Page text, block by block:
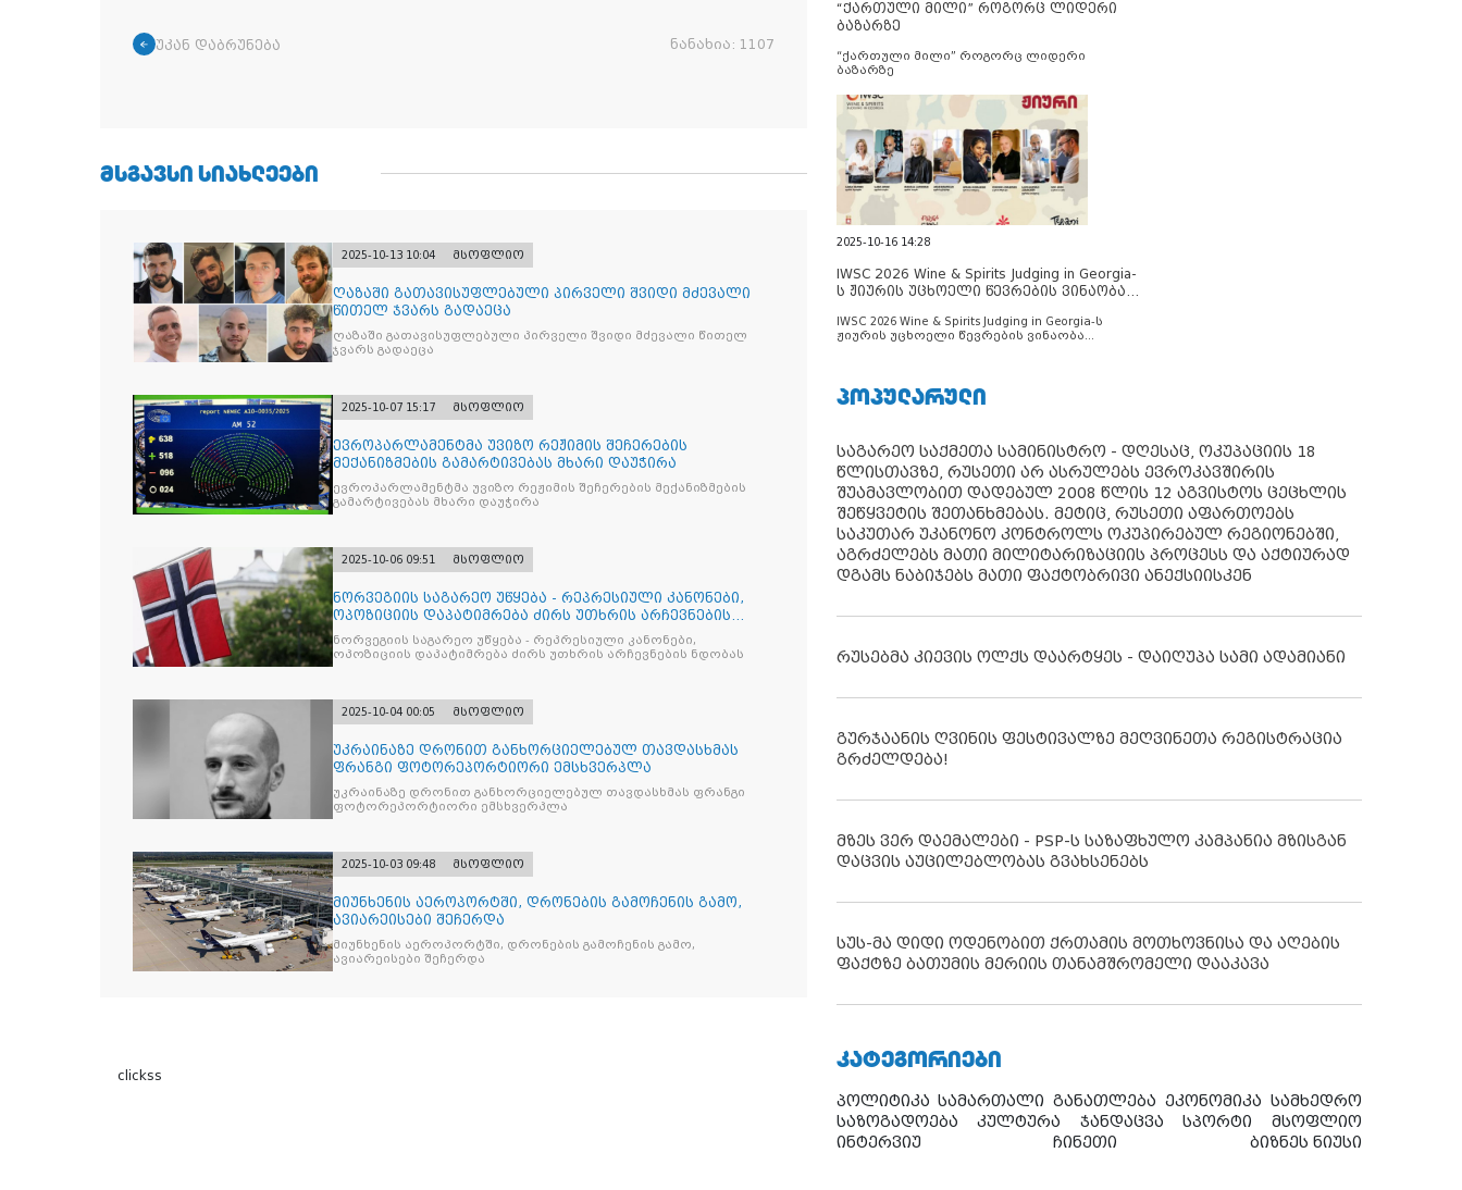
უკან დაბრუნება ნანახია: 1107
ᲛᲡᲒᲐᲕᲡᲘ ᲡᲘᲐᲮᲚᲔᲔᲑᲘ
2025-10-13 10:04 მსოფლიო
ღაზაში გათავისუფლებული პირველი შვიდი მძევალი
წითელ ჯვარს გადაეცა
ღაზაში გათავისუფლებული პირველი შვიდი მძევალი წითელ
ჯვარს გადაეცა
2025-10-07 15:17 მსოფლიო
ევროპარლამენტმა უვიზო რეჟიმის შეჩერების
მექანიზმების გამარტივებას მხარი დაუჭირა
ევროპარლამენტმა უვიზო რეჟიმის შეჩერების მექანიზმების
გამარტივებას მხარი დაუჭირა
2025-10-06 09:51 მსოფლიო
ნორვეგიის საგარეო უწყება - რეპრესიული კანონები,
ოპოზიციის დაპატიმრება ძირს უთხრის არჩევნების
ნდობას
ნორვეგიის საგარეო უწყება - რეპრესიული კანონები,
ოპოზიციის დაპატიმრება ძირს უთხრის არჩევნების ნდობას
2025-10-04 00:05 მსოფლიო
უკრაინაზე დრონით განხორციელებულ თავდასხმას
ფრანგი ფოტორეპორტიორი ემსხვერპლა
უკრაინაზე დრონით განხორციელებულ თავდასხმას ფრანგი
ფოტორეპორტიორი ემსხვერპლა
2025-10-03 09:48 მსოფლიო
მიუნხენის აეროპორტში, დრონების გამოჩენის გამო,
ავიარეისები შეჩერდა
მიუნხენის აეროპორტში, დრონების გამოჩენის გამო,
ავიარეისები შეჩერდა
clickss
“ქართული მილი” როგორც ლიდერი
ბაზარზე
“ქართული მილი” როგორც ლიდერი
ბაზარზე
2025-10-16 14:28
IWSC 2026 Wine & Spirits Judging in Georgia-
ს ჟიურის უცხოელი წევრების ვინაობა
IWSC 2026 Wine & Spirits Judging in Georgia-ს
ჟიურის უცხოელი წევრების ვინაობა
ᲞᲝᲞᲣᲚᲐᲠᲣᲚᲘ
საგარეო საქმეთა სამინისტრო - დღესაც, ოკუპაციის 18
წლისთავზე, რუსეთი არ ასრულებს ევროკავშირის
შუამავლობით დადებულ 2008 წლის 12 აგვისტოს ცეცხლის
შეწყვეტის შეთანხმებას. მეტიც, რუსეთი აფართოებს
საკუთარ უკანონო კონტროლს ოკუპირებულ რეგიონებში,
აგრძელებს მათი მილიტარიზაციის პროცესს და აქტიურად
დგამს ნაბიჯებს მათი ფაქტობრივი ანექსიისკენ
რუსებმა კიევის ოლქს დაარტყეს - დაიღუპა სამი ადამიანი
გურჯაანის ღვინის ფესტივალზე მეღვინეთა რეგისტრაცია
გრძელდება!
მზეს ვერ დაემალები - PSP-ს საზაფხულო კამპანია მზისგან
დაცვის აუცილებლობას გვახსენებს
სუს-მა დიდი ოდენობით ქრთამის მოთხოვნისა და აღების
ფაქტზე ბათუმის მერიის თანამშრომელი დააკავა
ᲙᲐᲢᲔᲒᲝᲠᲘᲔᲑᲘ
პოლიტიკა სამართალი განათლება ეკონომიკა სამხედრო
საზოგადოება
კულტურა ჯანდაცვა სპორტი
მსოფლიო
ინტერვიუ
ჩინეთი ბიზნეს ნიუსი